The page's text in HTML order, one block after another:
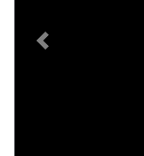
Previous